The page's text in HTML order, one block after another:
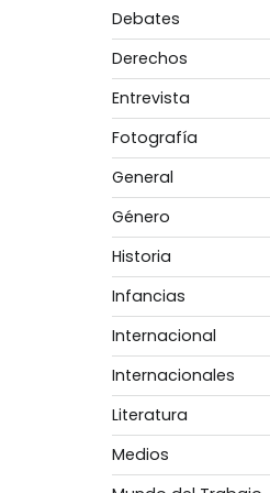
Debates
Derechos
Entrevista
Fotografía
General
Género
Historia
Infancias
Internacional
Internacionales
Literatura
Medios